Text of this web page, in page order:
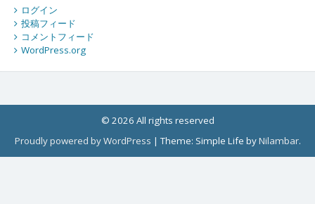
ログイン
投稿フィード
コメントフィード
WordPress.org
© 2026 All rights reserved
Proudly powered by WordPress |Theme: Simple Life byNilambar.